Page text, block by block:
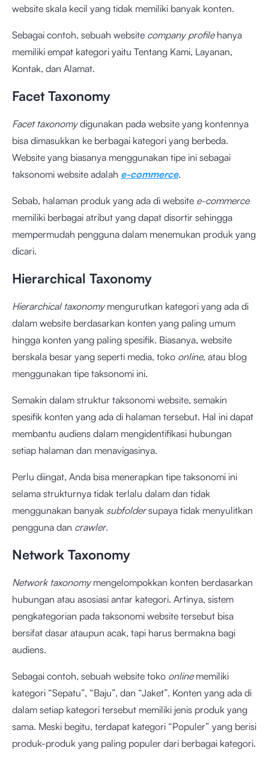
website skala kecil yang tidak memiliki banyak konten.
Sebagai contoh, sebuah website company profilehanya
memiliki empat kategori yaitu Tentang Kami, Layanan,
Kontak, dan Alamat.
Facet Taxonomy
Facet taxonomydigunakan pada website yang kontennya
bisa dimasukkan ke berbagai kategori yang berbeda.
Website yang biasanya menggunakan tipe ini sebagai
taksonomi website adalah e-commerce.
Sebab, halaman produk yang ada di website e-commerce
memiliki berbagai atribut yang dapat disortir sehingga
mempermudah pengguna dalam menemukan produk yang
dicari.
Hierarchical Taxonomy
Hierarchical taxonomymengurutkan kategori yang ada di
dalam website berdasarkan konten yang paling umum
hingga konten yang paling spesifik. Biasanya, website
berskala besar yang seperti media, toko online, atau blog
menggunakan tipe taksonomi ini.
Semakin dalam struktur taksonomi website, semakin
spesifik konten yang ada di halaman tersebut. Hal ini dapat
membantu audiens dalam mengidentifikasi hubungan
setiap halaman dan menavigasinya.
Perlu diingat, Anda bisa menerapkan tipe taksonomi ini
selama strukturnya tidak terlalu dalam dan tidak
menggunakan banyak subfoldersupaya tidak menyulitkan
pengguna dan crawler.
Network Taxonomy
Network taxonomymengelompokkan konten berdasarkan
hubungan atau asosiasi antar kategori. Artinya, sistem
pengkategorian pada taksonomi website tersebut bisa
bersifat dasar ataupun acak, tapi harus bermakna bagi
audiens.
Sebagai contoh, sebuah website toko onlinememiliki
kategori “Sepatu”, “Baju”, dan “Jaket”. Konten yang ada di
dalam setiap kategori tersebut memiliki jenis produk yang
sama. Meski begitu, terdapat kategori “Populer” yang berisi
produk-produk yang paling populer dari berbagai kategori.